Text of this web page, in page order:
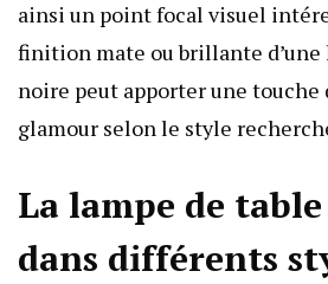
ainsi un point focal visuel
finition mate ou brillante d’une
noire peut apporter une touche
glamour selon le style
La lampe de
dans différents